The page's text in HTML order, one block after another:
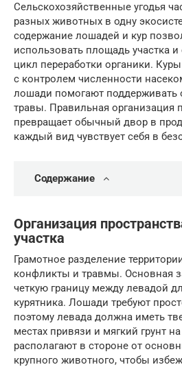
Сельскохозяйственные угодья
разных животных в одну
содержание лошадей и кур
использовать площадь участка
цикл переработки органики.
с контролем численности
лошади помогают поддерживать
травы. Правильная организация
превращает обычный двор в
каждый вид чувствует себя в
Содержание
Организация
участка
Грамотное разделение
конфликты и травмы. Основная
четкую границу между левадой
курятника. Лошади требуют
поэтому левада должна иметь
местах привязи и мягкий грунт
располагают в стороне от
крупного животного, чтобы